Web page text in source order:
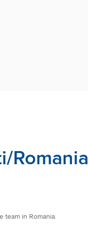
Romania
team in Romania.